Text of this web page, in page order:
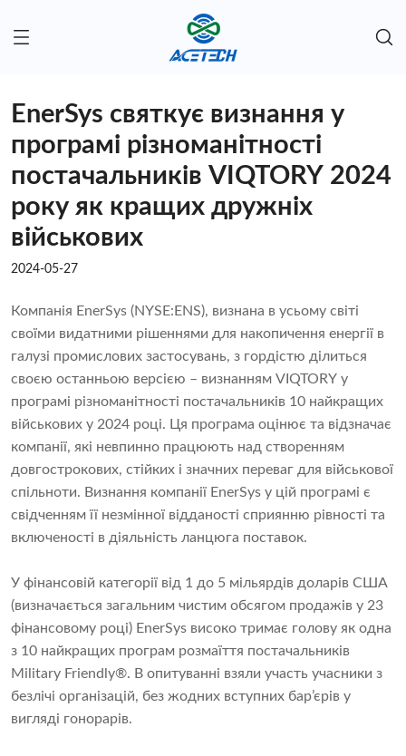
EnerSys святкує визнання у
програмі різноманітності
постачальників VIQTORY 2024
року як кращих дружніх
військових
2024-05-27
Компанія EnerSys (NYSE:ENS), визнана в усьому світі
своїми видатними рішеннями для накопичення енергії в
галузі промислових застосувань, з гордістю ділиться
своєю останньою версією – визнанням VIQTORY у
програмі різноманітності постачальників 10 найкращих
військових у 2024 році. Ця програма оцінює та відзначає
компанії, які невпинно працюють над створенням
довгострокових, стійких і значних переваг для військової
спільноти. Визнання компанії EnerSys у цій програмі є
свідченням її незмінної відданості сприянню рівності та
включеності в діяльність ланцюга поставок.
У фінансовій категорії від 1 до 5 мільярдів доларів США
(визначається загальним чистим обсягом продажів у 23
фінансовому році) EnerSys високо тримає голову як одна
з 10 найкращих програм розмаїття постачальників
Military Friendly®. В опитуванні взяли участь учасники з
безлічі організацій, без жодних вступних бар’єрів у
вигляді гонорарів.